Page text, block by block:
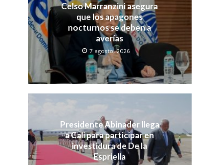
Celso Marranzini asegura
que los apagones
nocturnos se deben a
averías
7 agosto, 2026
Presidente Abinader llega
a Cali para participar en
investidura de De la
Espriella